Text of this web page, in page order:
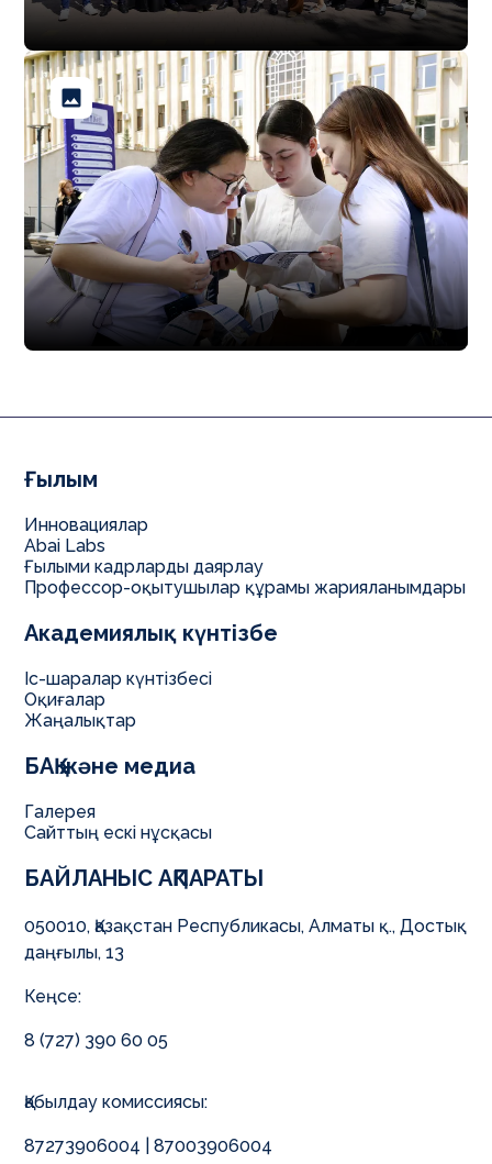
БАЙЛАНЫС АҚПАРАТЫ
050010, Қазақстан Республикасы, Алматы қ., Достық
даңғылы, 13
Кеңсе:
8 (727) 390 60 05
Қабылдау комиссиясы:
87273906004 | 87003906004
Ғылым
Инновациялар
Abai Labs
Ғылыми кадрларды даярлау
Профессор-оқытушылар құрамы жарияланымдары
Академиялық күнтізбе
Іс-шаралар күнтізбесі
Оқиғалар
Жаңалықтар
БАҚ және медиа
Галерея
Сайттың ескі нұсқасы